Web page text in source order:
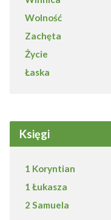
Wolność
Zachęta
Życie
Łaska
Księgi
1 Koryntian
1 Łukasza
2 Samuela